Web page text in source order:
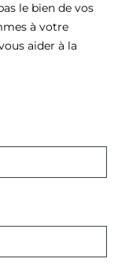
le bien de vos
à votre
aider à la